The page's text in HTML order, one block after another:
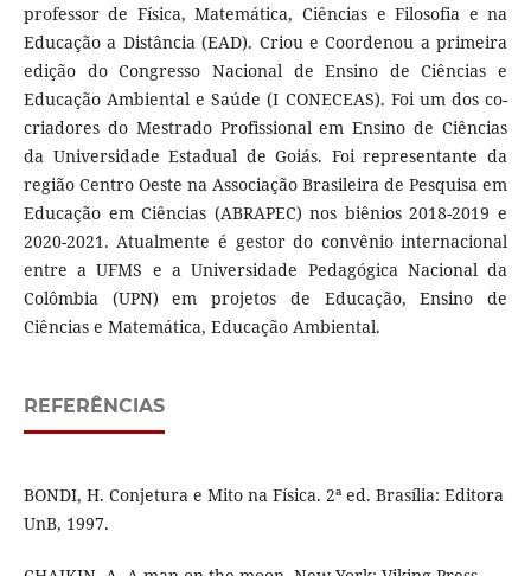
professor de Física, Matemática, Ciências e Filosofia e na
Educação a Distância (EAD). Criou e Coordenou a primeira
edição do Congresso Nacional de Ensino de Ciências e
Educação Ambiental e Saúde (I CONECEAS). Foi um dos co-
criadores do Mestrado Profissional em Ensino de Ciências
da Universidade Estadual de Goiás. Foi representante da
região Centro Oeste na Associação Brasileira de Pesquisa em
Educação em Ciências (ABRAPEC) nos biênios 2018-2019 e
2020-2021. Atualmente é gestor do convênio internacional
entre a UFMS e a Universidade Pedagógica Nacional da
Colômbia (UPN) em projetos de Educação, Ensino de
Ciências e Matemática, Educação Ambiental.
REFERÊNCIAS
BONDI, H. Conjetura e Mito na Física. 2ª ed. Brasília: Editora
UnB, 1997.